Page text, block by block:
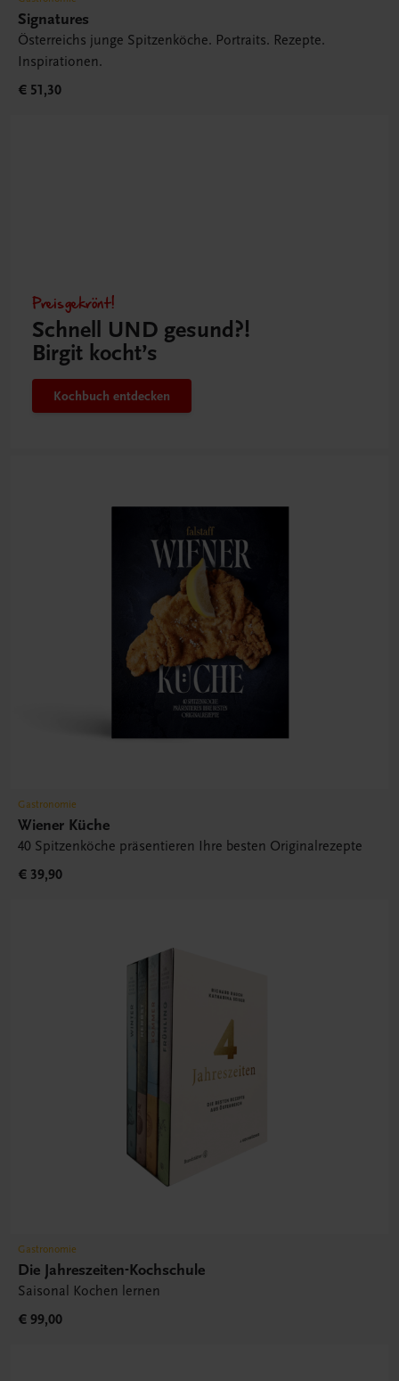
Signatures
Österreichs junge Spitzenköche. Portraits. Rezepte.
Inspirationen.
€ 51,30
Preisgekrönt!
Schnell UND gesund?!
Birgit kocht’s
Kochbuch entdecken
Gastronomie
Wiener Küche
40 Spitzenköche präsentieren Ihre besten Originalrezepte
€ 39,90
Gastronomie
Die Jahreszeiten-Kochschule
Saisonal Kochen lernen
€ 99,00